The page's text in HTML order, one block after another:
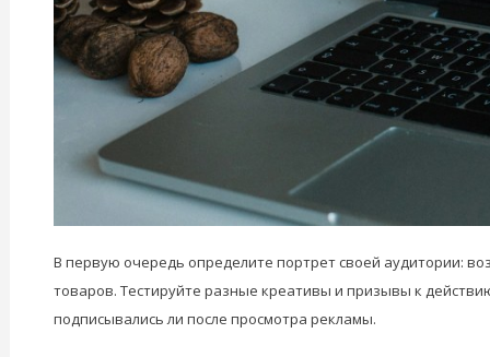
В первую очередь определите портрет своей аудитории:
товаров. Тестируйте разные креативы и призывы к
подписывались ли после просмотра рекламы.